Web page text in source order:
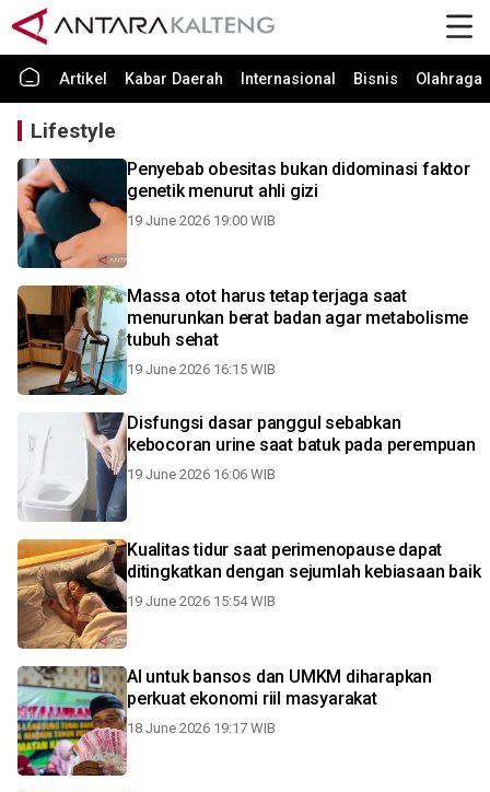
Artikel Kabar Daerah Internasional Bisnis Olahraga
Lifestyle
Penyebab obesitas bukan didominasi faktor
genetik menurut ahli gizi
19 June 2026 19:00 WIB
Massa otot harus tetap terjaga saat
menurunkan berat badan agar metabolisme
tubuh sehat
19 June 2026 16:15 WIB
Disfungsi dasar panggul sebabkan
kebocoran urine saat batuk pada perempuan
19 June 2026 16:06 WIB
Kualitas tidur saat perimenopause dapat
ditingkatkan dengan sejumlah kebiasaan baik
19 June 2026 15:54 WIB
AI untuk bansos dan UMKM diharapkan
perkuat ekonomi riil masyarakat
18 June 2026 19:17 WIB